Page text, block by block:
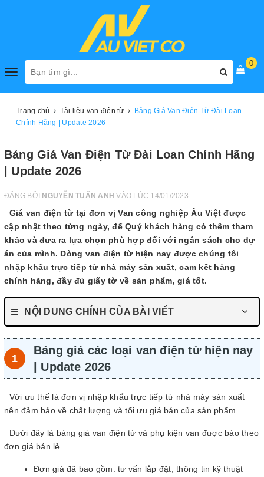
Toggle
0
Trang chủ Tài liệu van điện từ
Bảng Giá Van Điện Từ Đài Loan
Chính Hãng | Update 2026
Bảng Giá Van Điện Từ Đài Loan Chính Hãng
| Update 2026
ĐĂNG BỞI NGUYỄN TUẤN ANH VÀO LÚC 14/01/2023
Giá van điện từ tại đơn vị Van công nghiệp Âu Việt được
cập nhật theo từng ngày, để Quý khách hàng có thêm tham
khảo và đưa ra lựa chọn phù hợp đối với ngân sách cho dự
án của mình. Dòng van điện từ hiện nay được chúng tôi
nhập khẩu trực tiếp từ nhà máy sản xuất, cam kết hàng
chính hãng, đầy đủ giấy tờ về sản phẩm, giá tốt.
NỘI DUNG CHÍNH CỦA BÀI VIẾT
Bảng giá các loại van điện từ hiện nay
| Update 2026
Với ưu thế là đơn vị nhập khẩu trực tiếp từ nhà máy sản xuất
nên đảm bảo về chất lượng và tối ưu giá bán của sản phẩm.
Dưới đây là bảng giá van điện từ và phụ kiện van được báo theo
đơn giá bán lẻ
Đơn giá đã bao gồm: tư vấn lắp đặt, thông tin kỹ thuật